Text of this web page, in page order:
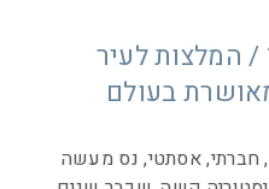
/ המלצות לעיר
בעולם
חברתי, אסתטי, נס מעשה